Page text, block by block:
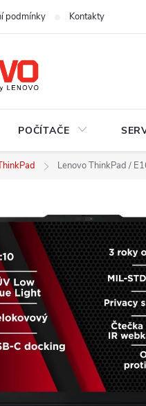
podmínky Kontakty
POČÍTAČE
Lenovo ThinkPad /